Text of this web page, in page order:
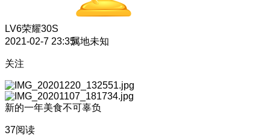
LV6荣耀30S
2021-02-7 23:35属地未知
关注
新的一年美食不可辜负
37阅读